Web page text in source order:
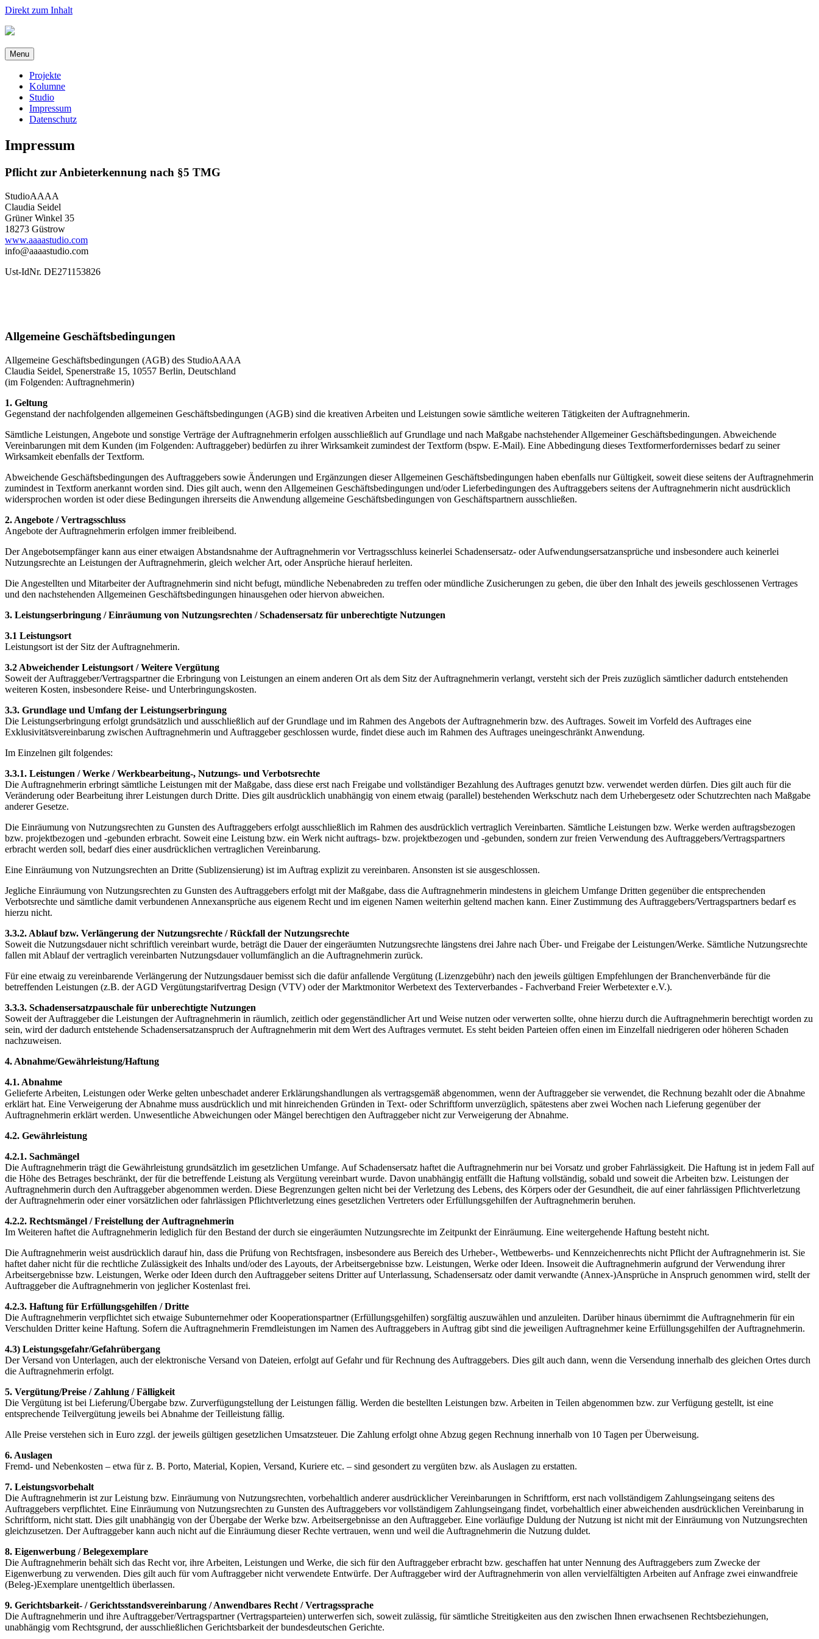
Direkt zum Inhalt
Menu
Projekte
Kolumne
Studio
Impressum
Datenschutz
Impressum
Pflicht zur Anbieterkennung nach §5 TMG
StudioAAAA
Claudia Seidel
Grüner Winkel 35
18273 Güstrow
www.aaaastudio.com
info@aaaastudio.com
Ust-IdNr. DE271153826
Allgemeine Geschäftsbedingungen
Allgemeine Geschäftsbedingungen (AGB) des StudioAAAA
Claudia Seidel, Spenerstraße 15, 10557 Berlin, Deutschland
(im Folgenden: Auftragnehmerin)
1. Geltung
Gegenstand der nachfolgenden allgemeinen Geschäftsbedingungen (AGB) sind die kreativen Arbeiten und Leistungen sowie sämtliche weiteren Tätigkeiten der Auftragnehmerin.
Sämtliche Leistungen, Angebote und sonstige Verträge der Auftragnehmerin erfolgen ausschließlich auf Grundlage und nach Maßgabe nachstehender Allgemeiner Geschäftsbedingungen. Abweichende
Vereinbarungen mit dem Kunden (im Folgenden: Auftraggeber) bedürfen zu ihrer Wirksamkeit zumindest der Textform (bspw. E-Mail). Eine Abbedingung dieses Textformerfordernisses bedarf zu seiner
Wirksamkeit ebenfalls der Textform.
Abweichende Geschäftsbedingungen des Auftraggebers sowie Änderungen und Ergänzungen dieser Allgemeinen Geschäftsbedingungen haben ebenfalls nur Gültigkeit, soweit diese seitens der Auftragnehmerin
zumindest in Textform anerkannt worden sind. Dies gilt auch, wenn den Allgemeinen Geschäftsbedingungen und/oder Lieferbedingungen des Auftraggebers seitens der Auftragnehmerin nicht ausdrücklich
widersprochen worden ist oder diese Bedingungen ihrerseits die Anwendung allgemeine Geschäftsbedingungen von Geschäftspartnern ausschließen.
2. Angebote / Vertragsschluss
Angebote der Auftragnehmerin erfolgen immer freibleibend.
Der Angebotsempfänger kann aus einer etwaigen Abstandsnahme der Auftragnehmerin vor Vertragsschluss keinerlei Schadensersatz- oder Aufwendungsersatzansprüche und insbesondere auch keinerlei
Nutzungsrechte an Leistungen der Auftragnehmerin, gleich welcher Art, oder Ansprüche hierauf herleiten.
Die Angestellten und Mitarbeiter der Auftragnehmerin sind nicht befugt, mündliche Nebenabreden zu treffen oder mündliche Zusicherungen zu geben, die über den Inhalt des jeweils geschlossenen Vertrages
und den nachstehenden Allgemeinen Geschäftsbedingungen hinausgehen oder hiervon abweichen.
3. Leistungserbringung / Einräumung von Nutzungsrechten / Schadensersatz für unberechtigte Nutzungen
3.1 Leistungsort
Leistungsort ist der Sitz der Auftragnehmerin.
3.2 Abweichender Leistungsort / Weitere Vergütung
Soweit der Auftraggeber/Vertragspartner die Erbringung von Leistungen an einem anderen Ort als dem Sitz der Auftragnehmerin verlangt, versteht sich der Preis zuzüglich sämtlicher dadurch entstehenden
weiteren Kosten, insbesondere Reise- und Unterbringungskosten.
3.3. Grundlage und Umfang der Leistungserbringung
Die Leistungserbringung erfolgt grundsätzlich und ausschließlich auf der Grundlage und im Rahmen des Angebots der Auftragnehmerin bzw. des Auftrages. Soweit im Vorfeld des Auftrages eine
Exklusivitätsvereinbarung zwischen Auftragnehmerin und Auftraggeber geschlossen wurde, findet diese auch im Rahmen des Auftrages uneingeschränkt Anwendung.
Im Einzelnen gilt folgendes:
3.3.1. Leistungen / Werke / Werkbearbeitung-, Nutzungs- und Verbotsrechte
Die Auftragnehmerin erbringt sämtliche Leistungen mit der Maßgabe, dass diese erst nach Freigabe und vollständiger Bezahlung des Auftrages genutzt bzw. verwendet werden dürfen. Dies gilt auch für die
Veränderung oder Bearbeitung ihrer Leistungen durch Dritte. Dies gilt ausdrücklich unabhängig von einem etwaig (parallel) bestehenden Werkschutz nach dem Urhebergesetz oder Schutzrechten nach Maßgabe
anderer Gesetze.
Die Einräumung von Nutzungsrechten zu Gunsten des Auftraggebers erfolgt ausschließlich im Rahmen des ausdrücklich vertraglich Vereinbarten. Sämtliche Leistungen bzw. Werke werden auftragsbezogen
bzw. projektbezogen und -gebunden erbracht. Soweit eine Leistung bzw. ein Werk nicht auftrags- bzw. projektbezogen und -gebunden, sondern zur freien Verwendung des Auftraggebers/Vertragspartners
erbracht werden soll, bedarf dies einer ausdrücklichen vertraglichen Vereinbarung.
Eine Einräumung von Nutzungsrechten an Dritte (Sublizensierung) ist im Auftrag explizit zu vereinbaren. Ansonsten ist sie ausgeschlossen.
Jegliche Einräumung von Nutzungsrechten zu Gunsten des Auftraggebers erfolgt mit der Maßgabe, dass die Auftragnehmerin mindestens in gleichem Umfange Dritten gegenüber die entsprechenden
Verbotsrechte und sämtliche damit verbundenen Annexansprüche aus eigenem Recht und im eigenen Namen weiterhin geltend machen kann. Einer Zustimmung des Auftraggebers/Vertragspartners bedarf es
hierzu nicht.
3.3.2. Ablauf bzw. Verlängerung der Nutzungsrechte / Rückfall der Nutzungsrechte
Soweit die Nutzungsdauer nicht schriftlich vereinbart wurde, beträgt die Dauer der eingeräumten Nutzungsrechte längstens drei Jahre nach Über- und Freigabe der Leistungen/Werke. Sämtliche Nutzungsrechte
fallen mit Ablauf der vertraglich vereinbarten Nutzungsdauer vollumfänglich an die Auftragnehmerin zurück.
Für eine etwaig zu vereinbarende Verlängerung der Nutzungsdauer bemisst sich die dafür anfallende Vergütung (Lizenzgebühr) nach den jeweils gültigen Empfehlungen der Branchenverbände für die
betreffenden Leistungen (z.B. der AGD Vergütungstarifvertrag Design (VTV) oder der Marktmonitor Werbetext des Texterverbandes - Fachverband Freier Werbetexter e.V.).
3.3.3. Schadensersatzpauschale für unberechtigte Nutzungen
Soweit der Auftraggeber die Leistungen der Auftragnehmerin in räumlich, zeitlich oder gegenständlicher Art und Weise nutzen oder verwerten sollte, ohne hierzu durch die Auftragnehmerin berechtigt worden zu
sein, wird der dadurch entstehende Schadensersatzanspruch der Auftragnehmerin mit dem Wert des Auftrages vermutet. Es steht beiden Parteien offen einen im Einzelfall niedrigeren oder höheren Schaden
nachzuweisen.
4. Abnahme/Gewährleistung/Haftung
4.1. Abnahme
Gelieferte Arbeiten, Leistungen oder Werke gelten unbeschadet anderer Erklärungshandlungen als vertragsgemäß abgenommen, wenn der Auftraggeber sie verwendet, die Rechnung bezahlt oder die Abnahme
erklärt hat. Eine Verweigerung der Abnahme muss ausdrücklich und mit hinreichenden Gründen in Text- oder Schriftform unverzüglich, spätestens aber zwei Wochen nach Lieferung gegenüber der
Auftragnehmerin erklärt werden. Unwesentliche Abweichungen oder Mängel berechtigen den Auftraggeber nicht zur Verweigerung der Abnahme.
4.2. Gewährleistung
4.2.1. Sachmängel
Die Auftragnehmerin trägt die Gewährleistung grundsätzlich im gesetzlichen Umfange. Auf Schadensersatz haftet die Auftragnehmerin nur bei Vorsatz und grober Fahrlässigkeit. Die Haftung ist in jedem Fall auf
die Höhe des Betrages beschränkt, der für die betreffende Leistung als Vergütung vereinbart wurde. Davon unabhängig entfällt die Haftung vollständig, sobald und soweit die Arbeiten bzw. Leistungen der
Auftragnehmerin durch den Auftraggeber abgenommen werden. Diese Begrenzungen gelten nicht bei der Verletzung des Lebens, des Körpers oder der Gesundheit, die auf einer fahrlässigen Pflichtverletzung
der Auftragnehmerin oder einer vorsätzlichen oder fahrlässigen Pflichtverletzung eines gesetzlichen Vertreters oder Erfüllungsgehilfen der Auftragnehmerin beruhen.
4.2.2. Rechtsmängel / Freistellung der Auftragnehmerin
Im Weiteren haftet die Auftragnehmerin lediglich für den Bestand der durch sie eingeräumten Nutzungsrechte im Zeitpunkt der Einräumung. Eine weitergehende Haftung besteht nicht.
Die Auftragnehmerin weist ausdrücklich darauf hin, dass die Prüfung von Rechtsfragen, insbesondere aus Bereich des Urheber-, Wettbewerbs- und Kennzeichenrechts nicht Pflicht der Auftragnehmerin ist. Sie
haftet daher nicht für die rechtliche Zulässigkeit des Inhalts und/oder des Layouts, der Arbeitsergebnisse bzw. Leistungen, Werke oder Ideen. Insoweit die Auftragnehmerin aufgrund der Verwendung ihrer
Arbeitsergebnisse bzw. Leistungen, Werke oder Ideen durch den Auftraggeber seitens Dritter auf Unterlassung, Schadensersatz oder damit verwandte (Annex-)Ansprüche in Anspruch genommen wird, stellt der
Auftraggeber die Auftragnehmerin von jeglicher Kostenlast frei.
4.2.3. Haftung für Erfüllungsgehilfen / Dritte
Die Auftragnehmerin verpflichtet sich etwaige Subunternehmer oder Kooperationspartner (Erfüllungsgehilfen) sorgfältig auszuwählen und anzuleiten. Darüber hinaus übernimmt die Auftragnehmerin für ein
Verschulden Dritter keine Haftung. Sofern die Auftragnehmerin Fremdleistungen im Namen des Auftraggebers in Auftrag gibt sind die jeweiligen Auftragnehmer keine Erfüllungsgehilfen der Auftragnehmerin.
4.3) Leistungsgefahr/Gefahrübergang
Der Versand von Unterlagen, auch der elektronische Versand von Dateien, erfolgt auf Gefahr und für Rechnung des Auftraggebers. Dies gilt auch dann, wenn die Versendung innerhalb des gleichen Ortes durch
die Auftragnehmerin erfolgt.
5. Vergütung/Preise / Zahlung / Fälligkeit
Die Vergütung ist bei Lieferung/Übergabe bzw. Zurverfügungstellung der Leistungen fällig. Werden die bestellten Leistungen bzw. Arbeiten in Teilen abgenommen bzw. zur Verfügung gestellt, ist eine
entsprechende Teilvergütung jeweils bei Abnahme der Teilleistung fällig.
Alle Preise verstehen sich in Euro zzgl. der jeweils gültigen gesetzlichen Umsatzsteuer. Die Zahlung erfolgt ohne Abzug gegen Rechnung innerhalb von 10 Tagen per Überweisung.
6. Auslagen
Fremd- und Nebenkosten – etwa für z. B. Porto, Material, Kopien, Versand, Kuriere etc. – sind gesondert zu vergüten bzw. als Auslagen zu erstatten.
7. Leistungsvorbehalt
Die Auftragnehmerin ist zur Leistung bzw. Einräumung von Nutzungsrechten, vorbehaltlich anderer ausdrücklicher Vereinbarungen in Schriftform, erst nach vollständigem Zahlungseingang seitens des
Auftraggebers verpflichtet. Eine Einräumung von Nutzungsrechten zu Gunsten des Auftraggebers vor vollständigem Zahlungseingang findet, vorbehaltlich einer abweichenden ausdrücklichen Vereinbarung in
Schriftform, nicht statt. Dies gilt unabhängig von der Übergabe der Werke bzw. Arbeitsergebnisse an den Auftraggeber. Eine vorläufige Duldung der Nutzung ist nicht mit der Einräumung von Nutzungsrechten
gleichzusetzen. Der Auftraggeber kann auch nicht auf die Einräumung dieser Rechte vertrauen, wenn und weil die Auftragnehmerin die Nutzung duldet.
8. Eigenwerbung / Belegexemplare
Die Auftragnehmerin behält sich das Recht vor, ihre Arbeiten, Leistungen und Werke, die sich für den Auftraggeber erbracht bzw. geschaffen hat unter Nennung des Auftraggebers zum Zwecke der
Eigenwerbung zu verwenden. Dies gilt auch für vom Auftraggeber nicht verwendete Entwürfe. Der Auftraggeber wird der Auftragnehmerin von allen vervielfältigten Arbeiten auf Anfrage zwei einwandfreie
(Beleg-)Exemplare unentgeltlich überlassen.
9. Gerichtsbarkeit- / Gerichtsstandsvereinbarung / Anwendbares Recht / Vertragssprache
Die Auftragnehmerin und ihre Auftraggeber/Vertragspartner (Vertragsparteien) unterwerfen sich, soweit zulässig, für sämtliche Streitigkeiten aus den zwischen Ihnen erwachsenen Rechtsbeziehungen,
unabhängig vom Rechtsgrund, der ausschließlichen Gerichtsbarkeit der bundesdeutschen Gerichte.